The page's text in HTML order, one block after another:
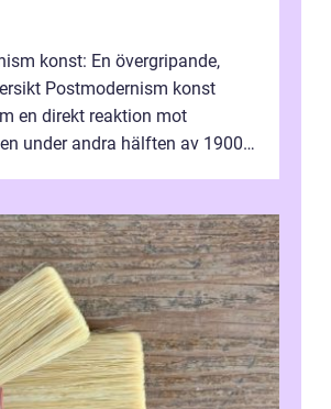
konst: En övergripande,
Postmodernism konst
en direkt reaktion mot
under andra hälften av 1900-